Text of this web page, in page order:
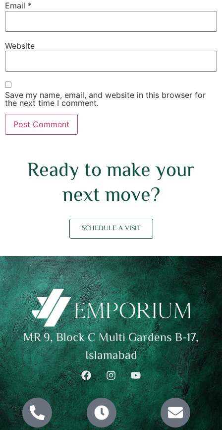
Email *
Website
Save my name, email, and website in this browser for
the next time I comment.
Ready to make your
next move?
SCHEDULE A VISIT
MR 9, Block C Multi Gardens B-17,
Islamabad